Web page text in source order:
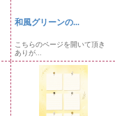
和風グリーンの...
こちらのページを開いて頂き
ありが...